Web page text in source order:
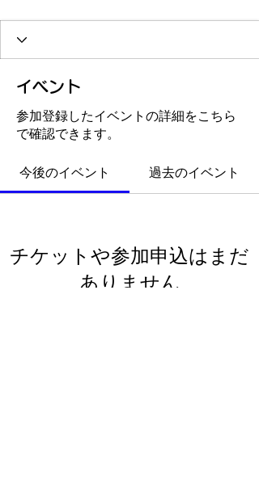
イベント
参加登録したイベントの詳細をこちら
で確認できます。
今後のイベント 過去のイベント
チケットや参加申込はまだ
ありません